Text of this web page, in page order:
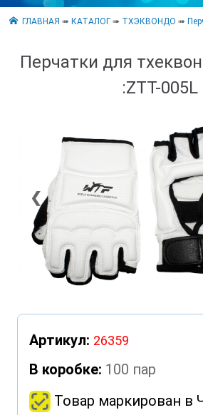
ГЛАВНАЯ ➠КАТАЛОГ ➠ ТХЭКВОНДО ➠
Перчатки для
:ZTT-005L
❮
Артикул: 26359
В коробке: 100 пар
Товар маркирован в